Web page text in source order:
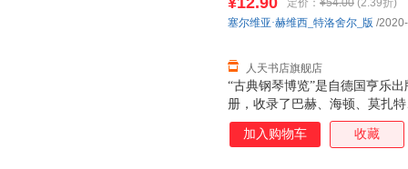
“古典钢琴博览”是自德国亨乐
册，收录了巴赫、海顿、莫扎
典钢琴作品。每一分括由浅入
的演奏提示，是一套兼具实用
定价： ¥54.00 (2.39折)
人天书店旗舰店
塞尔维亚·赫维西_特洛舍尔_版 /
加入购物车 收藏